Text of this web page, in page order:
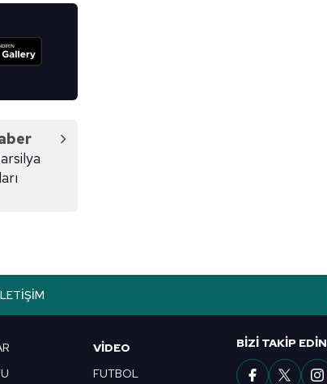
Metnimizi okumak ve sitemizde ilgili
VIDEO
FUTBOL
BIZI TAKIP EDIN